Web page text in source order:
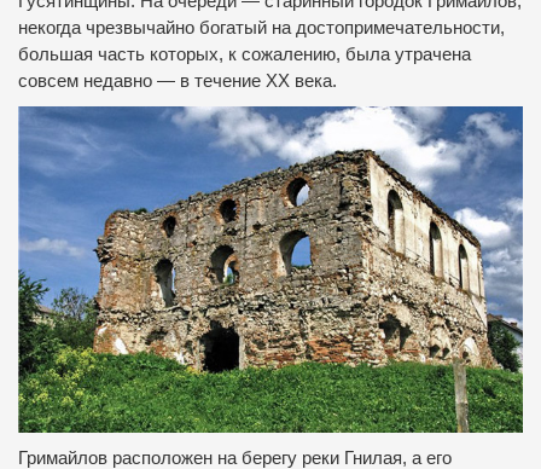
некогда чрезвычайно богатый на достопримечательности,
большая часть которых, к сожалению, была утрачена
совсем недавно — в течение ХХ века.
Гримайлов расположен на берегу реки Гнилая, а его